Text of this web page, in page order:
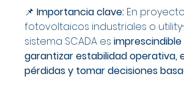
📌 Importancia clave: En
fotovoltaicos industriales o
sistema SCADA es
garantizar estabilidad operativa,
pérdidas y tomar decisiones